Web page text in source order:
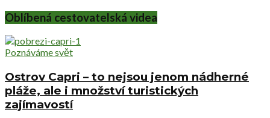
Oblíbená cestovatelská videa
Poznáváme svět
Ostrov Capri – to nejsou jenom nádherné
pláže, ale i množství turistických
zajímavostí